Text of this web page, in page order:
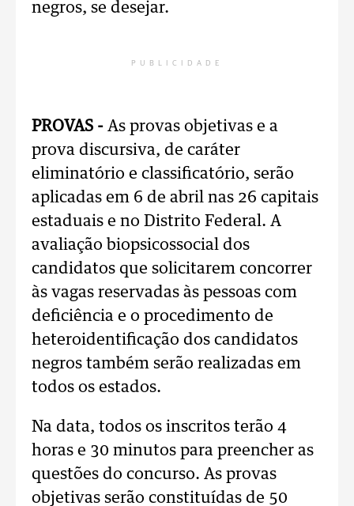
negros, se desejar.
PUBLICIDADE
PROVAS - As provas objetivas e a
prova discursiva, de caráter
eliminatório e classificatório, serão
aplicadas em 6 de abril nas 26 capitais
estaduais e no Distrito Federal. A
avaliação biopsicossocial dos
candidatos que solicitarem concorrer
às vagas reservadas às pessoas com
deficiência e o procedimento de
heteroidentificação dos candidatos
negros também serão realizadas em
todos os estados.
Na data, todos os inscritos terão 4
horas e 30 minutos para preencher as
questões do concurso. As provas
objetivas serão constituídas de 50